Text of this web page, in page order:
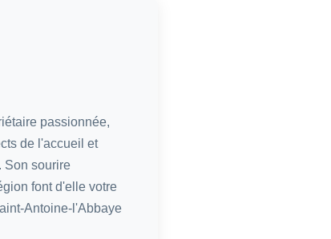
passionnée,
de l'accueil et
Son sourire
font d'elle votre
Antoine-l'Abbaye